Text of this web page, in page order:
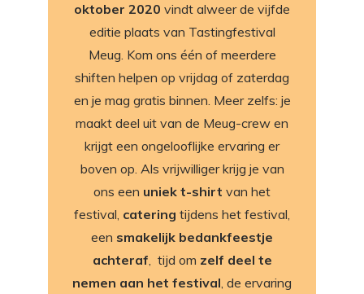
oktober 2020 vindt alweer de vijfde
editie plaats van Tastingfestival
Meug. Kom ons één of meerdere
shiften helpen op vrijdag of zaterdag
en je mag gratis binnen. Meer zelfs: je
maakt deel uit van de Meug-crew en
krijgt een ongelooflijke ervaring er
boven op. Als vrijwilliger krijg je van
ons een uniek t-shirt van het
festival, catering tijdens het festival,
een smakelijk bedankfeestje
achteraf, tijd om zelf deel te
nemen aan het festival, de ervaring